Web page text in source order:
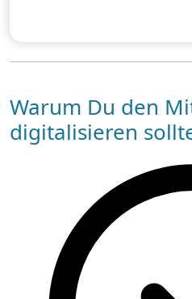
Warum Du den
digitalisieren